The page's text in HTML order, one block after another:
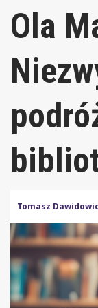
Ola
Tomasz